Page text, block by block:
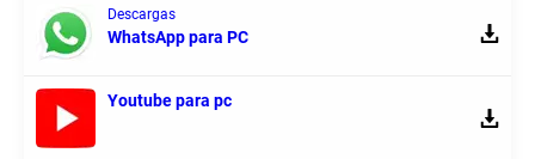
Descargas
WhatsApp para PC
Youtube para pc